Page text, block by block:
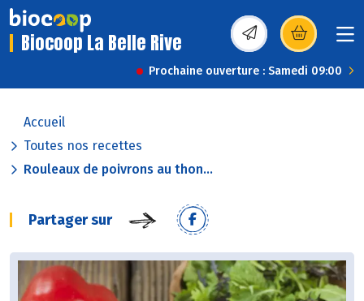
Biocoop La Belle Rive (s’ouvre dans une
Prochaine ouverture : Samedi 09:00
Accueil
Toutes nos recettes
Rouleaux de poivrons au thon...
Partager sur